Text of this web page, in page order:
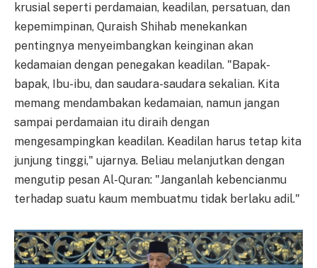
krusial seperti perdamaian, keadilan, persatuan, dan
kepemimpinan, Quraish Shihab menekankan
pentingnya menyeimbangkan keinginan akan
kedamaian dengan penegakan keadilan. "Bapak-
bapak, Ibu-ibu, dan saudara-saudara sekalian. Kita
memang mendambakan kedamaian, namun jangan
sampai perdamaian itu diraih dengan
mengesampingkan keadilan. Keadilan harus tetap kita
junjung tinggi," ujarnya. Beliau melanjutkan dengan
mengutip pesan Al-Quran: "Janganlah kebencianmu
terhadap suatu kaum membuatmu tidak berlaku adil."